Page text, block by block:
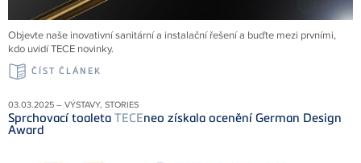
Objevte naše inovativní sanitární a instalační řešení a buďte mezi prvními,
kdo uvidí TECE novinky.
ČÍST ČLÁNEK
03.03.2025 – VÝSTAVY, STORIES
Sprchovací toaleta TECEneo získala ocenění German Design
Award